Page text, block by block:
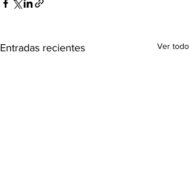
Entradas recientes Ver todo